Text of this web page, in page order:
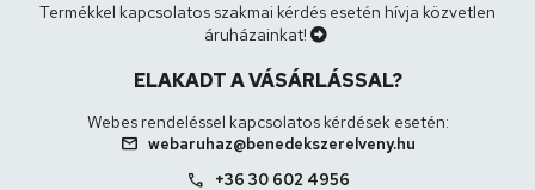
Termékkel kapcsolatos szakmai kérdés esetén hívja közvetlen
áruházainkat!
ELAKADT A VÁSÁRLÁSSAL?
Webes rendeléssel kapcsolatos kérdések esetén:
mail webaruhaz@benedekszerelveny.hu
call +36 30 602 4956